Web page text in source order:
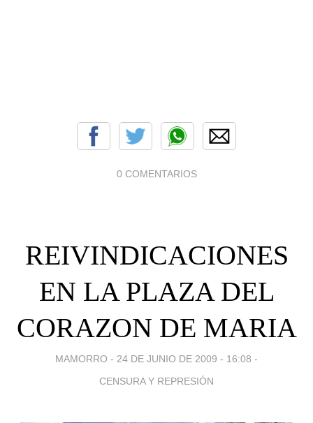
0 COMENTARIOS
REIVINDICACIONES
EN LA PLAZA DEL
CORAZON DE MARIA
MAMORRO - 24 DE JUNIO DE 2009 - 16:08 -
CENSURA Y REPRESIÓN